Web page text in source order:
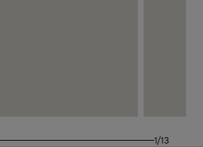
1/13